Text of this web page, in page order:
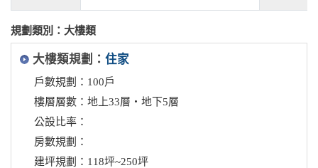
規劃類別：大樓類
大樓類規劃： 住家
戶數規劃：100戶
樓層層數：地上33層‧地下5層
公設比率：
房數規劃：
建坪規劃：118坪~250坪